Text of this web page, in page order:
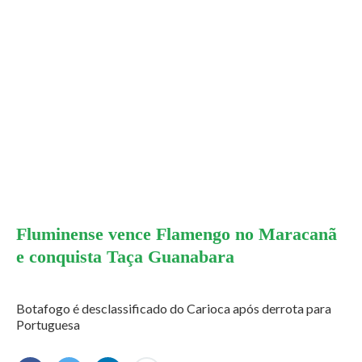
Fluminense vence Flamengo no Maracanã
e conquista Taça Guanabara
Botafogo é desclassificado do Carioca após derrota para
Portuguesa